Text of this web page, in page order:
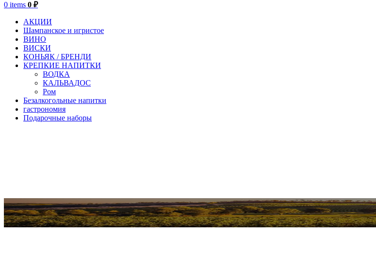
0 items 0 ₽
АКЦИИ
Шампанское и игристое
ВИНО
ВИСКИ
КОНЬЯК / БРЕНДИ
КРЕПКИЕ НАПИТКИ
ВОДКА
КАЛЬВАДОС
Ром
Безалкогольные напитки
гастрономия
Подарочные наборы